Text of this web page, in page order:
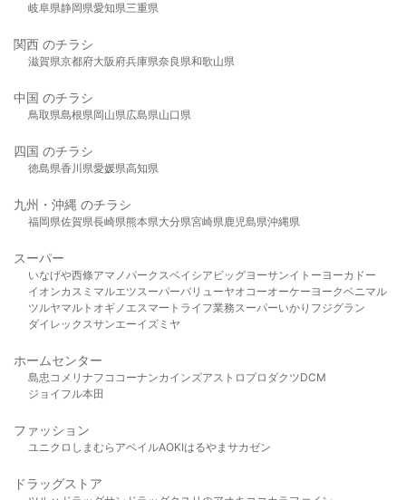
岐阜県静岡県愛知県三重県
関西 のチラシ
滋賀県京都府大阪府兵庫県奈良県和歌山県
中国 のチラシ
鳥取県島根県岡山県広島県山口県
四国 のチラシ
徳島県香川県愛媛県高知県
九州・沖縄 のチラシ
福岡県佐賀県長崎県熊本県大分県宮崎県鹿児島県沖縄県
スーパー
いなげや西條アマノパークスベイシア ビッグヨーサンイトーヨーカドー
イオンカスミ マルエツスーパーバリューヤオコーオーケー ヨークベニマル
ツルヤマルト オギノ エスマート ライフ業務スーパーいかり フジグラン
ダイレックスサンエーイズミヤ
ホームセンター
島忠 コメリ ナフコ コーナンカインズアストロプロダクツDCM
ジョイフル本田
ファッション
ユニクロ しまむら アベイルAOKIはるやま サカゼン
ドラッグストア